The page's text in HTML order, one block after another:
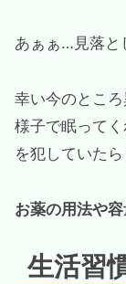
あぁぁ…見落と
幸い今のとこ
様子で眠って
を犯していた
お薬の用法や
生活習